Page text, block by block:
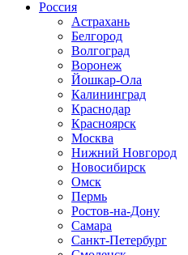
Россия
Астрахань
Белгород
Волгоград
Воронеж
Йошкар-Ола
Калининград
Краснодар
Красноярск
Москва
Нижний Новгород
Новосибирск
Омск
Пермь
Ростов-на-Дону
Самара
Санкт-Петербург